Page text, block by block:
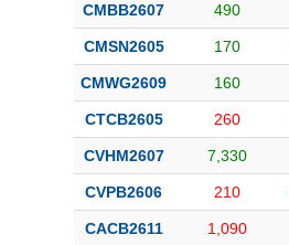
CMBB2607 490
CMSN2605 170
CMWG2609 160
CTCB2605 260
CVHM2607 7,330
CVPB2606 210
CACB2611 1,090